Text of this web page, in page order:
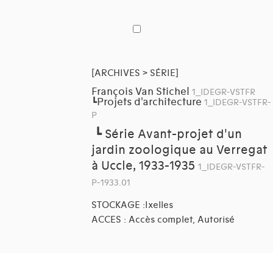
[ARCHIVES > SÉRIE]
François Van Stichel 1_IDEGR-VSTFR
┗Projets d'architecture 1_IDEGR-VSTFR-
P
┗ Série Avant-projet d'un
jardin zoologique au Verregat
à Uccle, 1933-1935 1_IDEGR-VSTFR-
P-1933.01
STOCKAGE :Ixelles
ACCES : Accès complet, Autorisé